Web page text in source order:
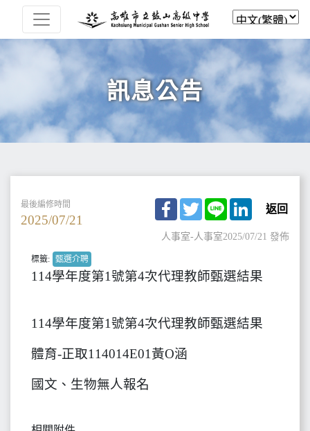
訊息公告
最後編修時間
2025/07/21
Facebook
TwitterLine LinkedIn
返回
人事室-人事室2025/07/21 發佈
標籤: 甄選介聘
114學年度第1號第4次代理教師甄選結果
114學年度第1號第4次代理教師甄選結果
體育-正取114014E01黃O涵
國文、生物無人報名